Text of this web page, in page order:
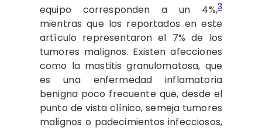
equipo corresponden a un 4%,3
mientras que los reportados en este
artículo representaron el 7% de los
tumores malignos. Existen afecciones
como la mastitis granulomatosa, que
es una enfermedad inflamatoria
benigna poco frecuente que, desde el
punto de vista clínico, semeja tumores
malignos o padecimientos infecciosos,